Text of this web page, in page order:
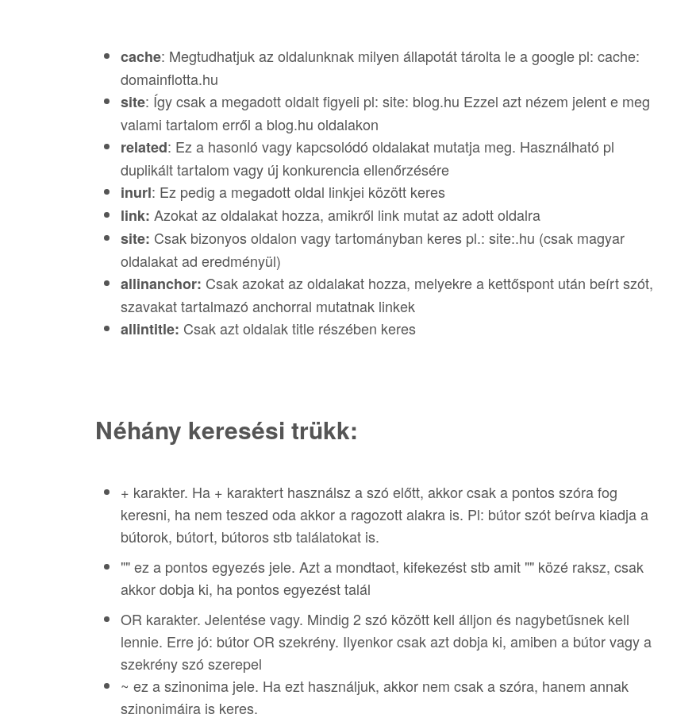
cache: Megtudhatjuk az oldalunknak milyen állapotát tárolta le a google pl: cache:
domainflotta.hu
site: Így csak a megadott oldalt figyeli pl: site: blog.hu Ezzel azt nézem jelent e meg
valami tartalom erről a blog.hu oldalakon
related: Ez a hasonló vagy kapcsolódó oldalakat mutatja meg. Használható pl
duplikált tartalom vagy új konkurencia ellenőrzésére
inurl: Ez pedig a megadott oldal linkjei között keres
link: Azokat az oldalakat hozza, amikről link mutat az adott oldalra
site: Csak bizonyos oldalon vagy tartományban keres pl.: site:.hu (csak magyar
oldalakat ad eredményül)
allinanchor: Csak azokat az oldalakat hozza, melyekre a kettőspont után beírt szót,
szavakat tartalmazó anchorral mutatnak linkek
allintitle: Csak azt oldalak title részében keres
Néhány keresési trükk:
+ karakter. Ha + karaktert használsz a szó előtt, akkor csak a pontos szóra fog
keresni, ha nem teszed oda akkor a ragozott alakra is. Pl: bútor szót beírva kiadja a
bútorok, bútort, bútoros stb találatokat is.
"" ez a pontos egyezés jele. Azt a mondtaot, kifekezést stb amit "" közé raksz, csak
akkor dobja ki, ha pontos egyezést talál
OR karakter. Jelentése vagy. Mindig 2 szó között kell álljon és nagybetűsnek kell
lennie. Erre jó: bútor OR szekrény. Ilyenkor csak azt dobja ki, amiben a bútor vagy a
szekrény szó szerepel
~ ez a szinonima jele. Ha ezt használjuk, akkor nem csak a szóra, hanem annak
szinonimáira is keres.